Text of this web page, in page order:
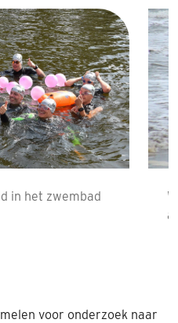
in het zwembad
voor onderzoek naar